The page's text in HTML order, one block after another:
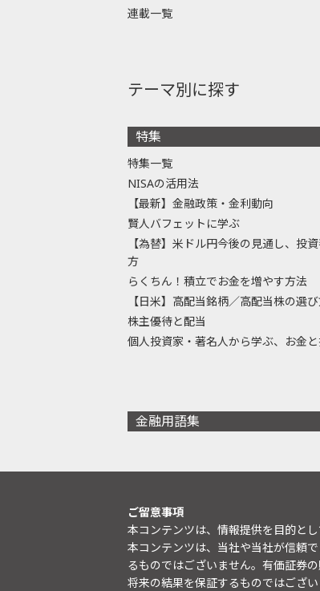
連載一覧
テーマ別に探す
特集
特集一覧
NISAの活用法
【最新】金融政策・金利動向
賢人バフェットに学ぶ
【為替】米ドル円今後の見通し、投
方
らくちん！積立でお金を増やす方法
【日米】高配当銘柄／高配当株の選
株主優待と配当
個人投資家・著名人から学ぶ、お金
金融用語集
ご留意事項
本コンテンツは、情報提供を目的とし
本コンテンツは、当社や当社が信頼
るものではございません。有価証券
将来の結果を保証するものではござ